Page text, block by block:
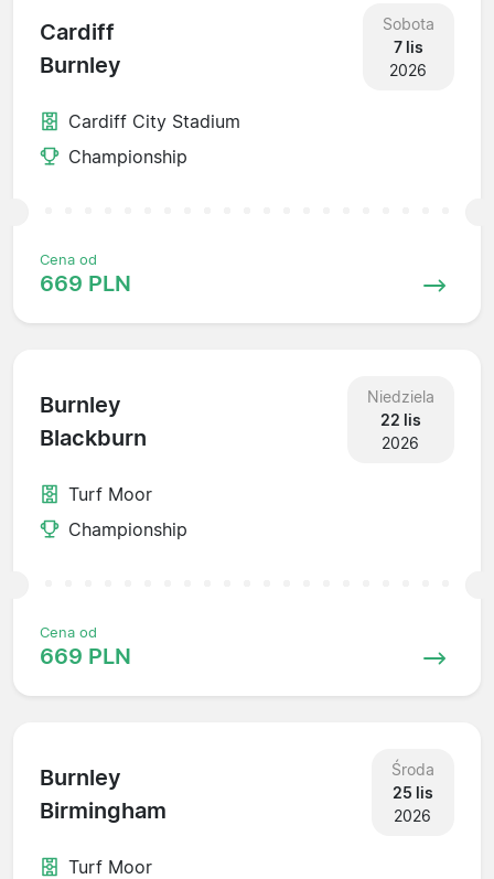
Cardiff
Burnley
Sobota
7 lis
2026
Cardiff City Stadium
Championship
Cena od
669 PLN
Burnley
Blackburn
Niedziela
22 lis
2026
Turf Moor
Championship
Cena od
669 PLN
Burnley
Birmingham
Środa
25 lis
2026
Turf Moor